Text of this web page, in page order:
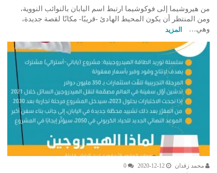
من هيروشيما إلى فوكوشيما ارتبط اسم اليابان بالنوائب النووية،
ومن المنتظر أن يكون المحيط الهادئ -قريبًا- مكانًا لقصة جديدة،
وهي…
المزيد
محمد زقدان 2020-12-12
0